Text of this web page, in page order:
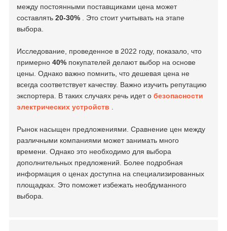
между постоянными поставщиками цена может
составлять20-30% . Это стоит учитывать на этапе
выбора.
Исследование, проведенное в 2022 году, показало, что
примерно40% покупателей делают выбор на основе
цены. Однако важно помнить, что дешевая цена не
всегда соответствует качеству. Важно изучить репутацию
экспортера. В таких случаях речь идет обезопасности
электрических устройств
Рынок насыщен предложениями. Сравнение цен между
различными компаниями может занимать много
времени. Однако это необходимо для выбора
дополнительных предложений. Более подробная
информация о ценах доступна на специализированных
площадках. Это поможет избежать необдуманного
выбора.